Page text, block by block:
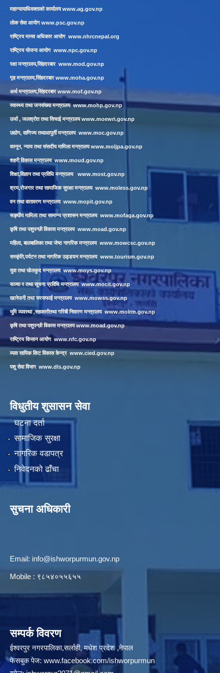
महान्यायाधिवक्ताको कार्यालयwww.ag.gov.np
लाेक सेवा आयाेगwww.psc.gov.np
राष्ट्रिय मानव अधिकार आयोग www.nhrcnepal.org
राष्ट्रिय योजना आयोग www.npc.gov.np
रक्षा मन्त्रालय,सिंहदरबार www.mod.gov.np
गृह मन्त्रालय,सिंहदरबारwww.moha.gov.np
अर्थ मन्त्रालय,सिंहदरबारwww.mof.gov.np
स्वास्थ्य तथा जनसंख्या मन्त्रालयwww.mohp.gov.np
उर्जा , जलश्रोत तथा सिचाई मन्त्रालयwww.moewri.gov.np
उद्योग, वाणिज्य तथाआपुर्ती मन्त्रालय www.moc.gov.np
कानून, न्याय तथा संसदीय मामिला मन्त्रालयwww.moljpa.gov.np
शहरी विकास मन्त्रालयwww.moud.gov.np
शिक्षा,विज्ञान तथा प्रविधि मन्त्रालय www.most.gov.np
श्रम,रोजगार तथा सामाजिक सुरक्षा मन्त्रालय www.moless.gov.np
वन तथा वातावरण मन्त्रालय www.mopit.gov.np
सङ्घीय मामिला तथा सामान्य प्रशासन मन्त्रालय www.mofaga.gov.np
कृषि तथा पशुपन्छी विकास मन्त्रालय www.moad.gov.np
महिला, बालबालिका तथा जेष्ठ नागरिक मन्त्रालय www.mowcsc.gov.np
सस्कृंति,पर्यटन तथा नागरिक उड्डयन मन्त्रालय www.tourism.gov.np
युवा तथा खेलकुद मन्त्रालय www.moys.gov.np
सञ्चा र तथा सूचना प्रविधि मन्त्रालय www.mocit.gov.np
खानेपानी तथा सरसफाई मन्त्रालय www.mowss.gov.np
भूमि व्यवस्था ,सहकारीतथा गरिबी निवारण मन्त्रालय www.molrm.gov.np
कृषि तथा पशुपन्छी विकास मन्त्रालयwww.moad.gov.np
राष्ट्रिय किसान आयोग www.nfc.gov.np
व्याव सायिक किट विकास केन्द्र www.cied.gov.np
पशु सेवा विभाग www.dls.gov.np
विधुतीय शुसासन सेवा
घटना दर्ता
सामाजिक सुरक्षा
नागरिक वडापत्र
निवेदनको ढाँचा
सुचना अधिकारी
Email: info@ishworpurmun.gov.np
Mobile : ९८५४०५५६५५
सम्पर्क विवरण
ईश्वरपुर नगरपालिका,सर्लाही, मधेश प्रदेश ,नेपाल
फेसबुक पेज: www.facebook.com/ishworpurmun